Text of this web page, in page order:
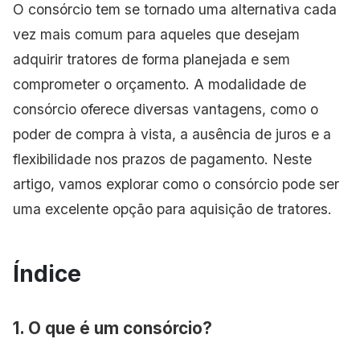
O consórcio tem se tornado uma alternativa cada
vez mais comum para aqueles que desejam
adquirir tratores de forma planejada e sem
comprometer o orçamento. A modalidade de
consórcio oferece diversas vantagens, como o
poder de compra à vista, a ausência de juros e a
flexibilidade nos prazos de pagamento. Neste
artigo, vamos explorar como o consórcio pode ser
uma excelente opção para aquisição de tratores.
Índice
1. O que é um consórcio?